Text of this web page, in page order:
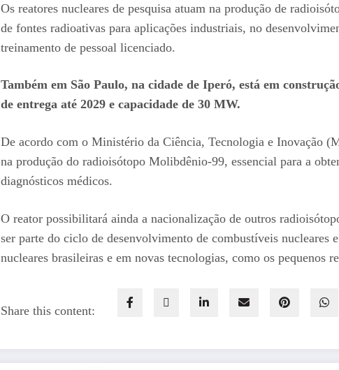
Os reatores nucleares de pesquisa atuam na produção de
de fontes radioativas para aplicações industriais, no
treinamento de pessoal licenciado.
Também em São Paulo, na cidade de Iperó, está em
de entrega até 2029 e capacidade de 30 MW.
De acordo com o Ministério da Ciência, Tecnologia e Inovação
na produção do radioisótopo Molibdênio-99, essencial para a
diagnósticos médicos.
O reator possibilitará ainda a nacionalização de outros
ser parte do ciclo de desenvolvimento de combustíveis nucleares
nucleares brasileiras e em novas tecnologias, como os pequenos
Share this content: